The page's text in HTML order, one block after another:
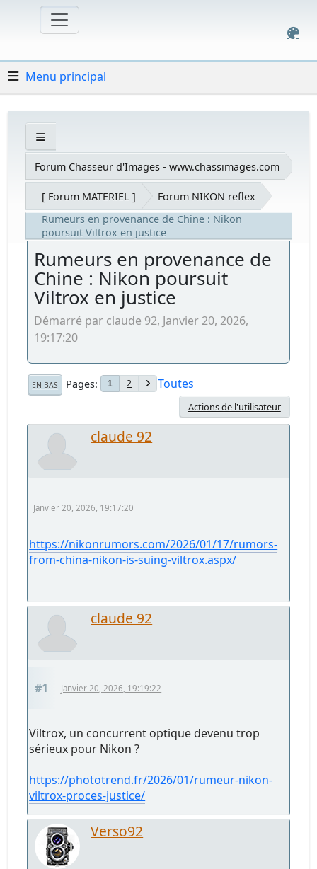
Menu principal
Forum Chasseur d'Images - www.chassimages.com
[ Forum MATERIEL ]
Forum NIKON reflex
Rumeurs en provenance de Chine : Nikon
poursuit Viltrox en justice
Rumeurs en provenance de
Chine : Nikon poursuit
Viltrox en justice
Démarré par claude 92, Janvier 20, 2026,
19:17:20
EN BAS Pages 1 2 Toutes
Actions de l'utilisateur
claude 92
Janvier 20, 2026, 19:17:20
https://nikonrumors.com/2026/01/17/rumors-
from-china-nikon-is-suing-viltrox.aspx/
claude 92
#1 Janvier 20, 2026, 19:19:22
Viltrox, un concurrent optique devenu trop
sérieux pour Nikon ?
https://phototrend.fr/2026/01/rumeur-nikon-
viltrox-proces-justice/
Verso92